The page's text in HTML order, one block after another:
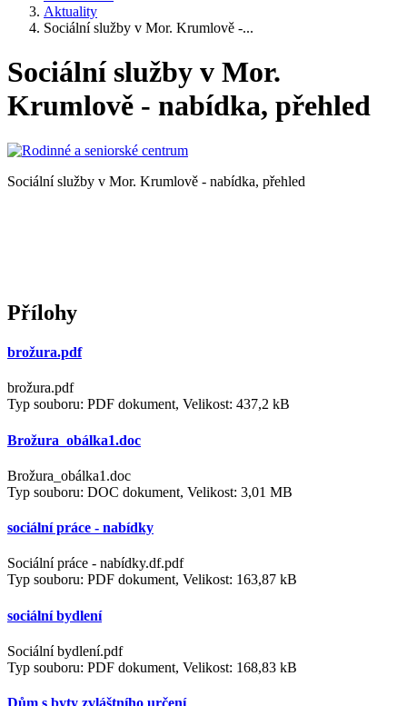
Aktuality
Sociální služby v Mor. Krumlově -...
Sociální služby v Mor.
Krumlově - nabídka, přehled
Sociální služby v Mor. Krumlově - nabídka, přehled
Přílohy
brožura.pdf
brožura.pdf
Typ souboru: PDF dokument, Velikost: 437,2 kB
Brožura_obálka1.doc
Brožura_obálka1.doc
Typ souboru: DOC dokument, Velikost: 3,01 MB
sociální práce - nabídky
Sociální práce - nabídky.df.pdf
Typ souboru: PDF dokument, Velikost: 163,87 kB
sociální bydlení
Sociální bydlení.pdf
Typ souboru: PDF dokument, Velikost: 168,83 kB